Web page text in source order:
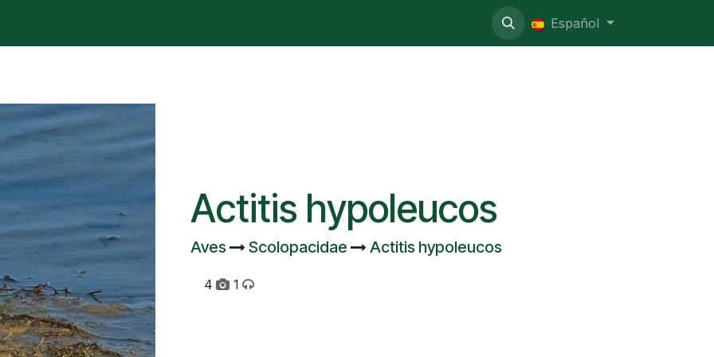
Español
Actitis hypoleucos
Aves Scolopacidae Actitis hypoleucos
4 1